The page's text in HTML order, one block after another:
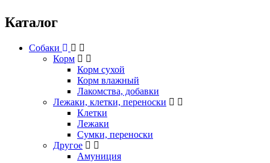
Каталог
Собаки
Корм
Корм сухой
Корм влажный
Лакомства, добавки
Лежаки, клетки, переноски
Клетки
Лежаки
Сумки, переноски
Другое
Амуниция